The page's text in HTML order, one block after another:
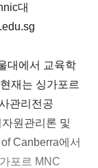
대
대에서 교육학
재는 싱가포르
관리전공
원관리론 및
Canberra에서
포르 MNC